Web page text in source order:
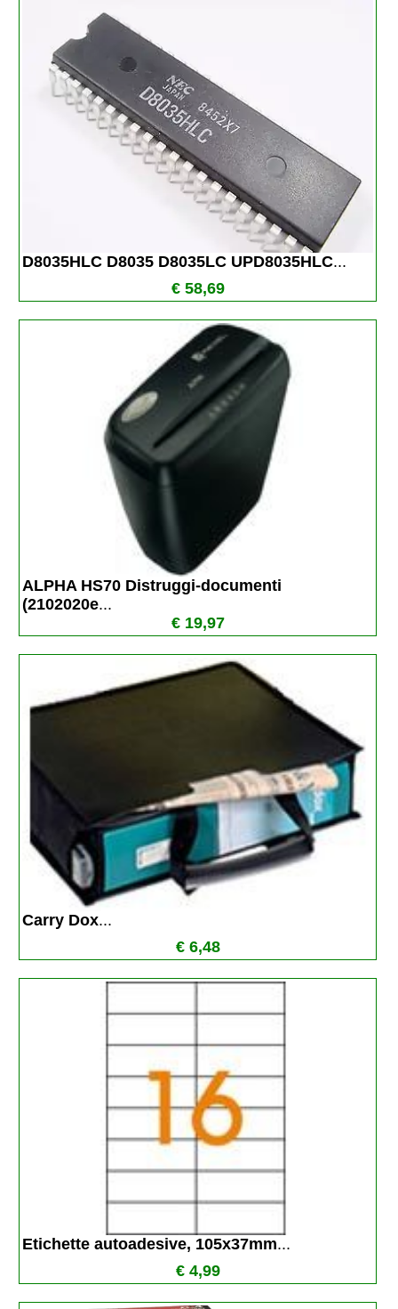
D8035HLC D8035 D8035LC UPD8035HLC...
€ 58,69
ALPHA HS70 Distruggi-documenti
(2102020e...
€ 19,97
Carry Dox...
€ 6,48
Etichette autoadesive, 105x37mm...
€ 4,99